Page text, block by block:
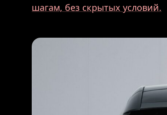
шагам, без скрытых условий.